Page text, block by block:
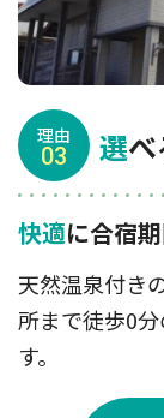
理由
03 選
快適に合宿
天然温泉付き
所まで徒歩0
す。